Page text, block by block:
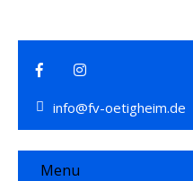
info@fv-oetigheim.de
Menu